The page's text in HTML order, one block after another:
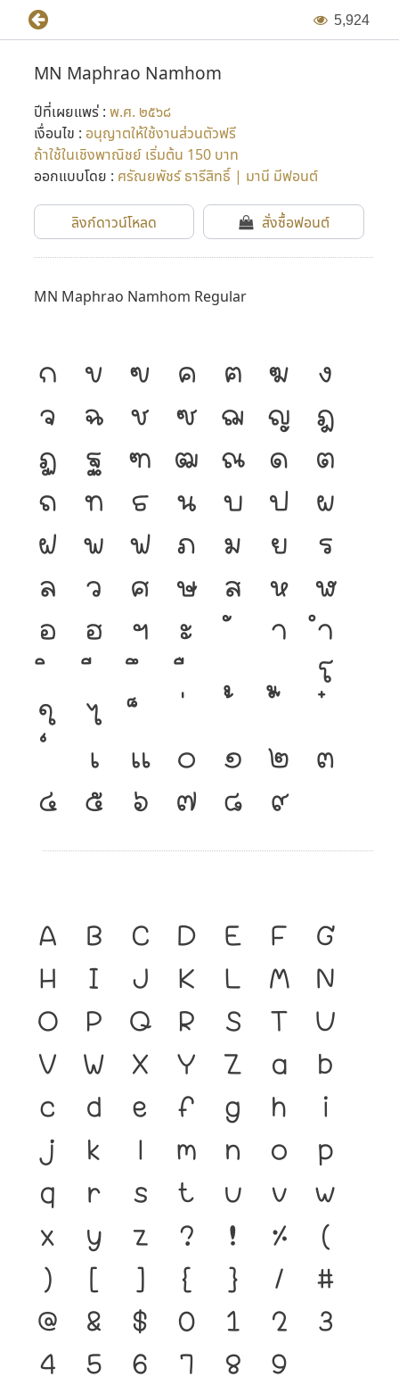
5,924
MN Maphrao Namhom
ปีที่เผยแพร่ : พ.ศ. ๒๕๖๘
เงื่อนไข : อนุญาตให้ใช้งานส่วนตัวฟรี
ถ้าใช้ในเชิงพาณิชย์ เริ่มต้น 150 บาท
ออกแบบโดย : ศรัณยพัชร์ ธารีสิทธิ์ | มานี มีฟอนต์
ลิงก์ดาวน์โหลด สั่งซื้อฟอนต์
MN Maphrao Namhom Regular
ก ข ฃ ค ฅ ฆ
ง
จ
ฉ ช ซ ฌ ญ
ฎ
ฏ
ฐ ฑ ฒ ณ ด
ต
ถ
ท ธ น บ ป
ผ
ฝ
พ ฟ ภ ม ย
ร
ล
ว ศ ษ ส ห ฬ
อ
ฮ ฯ ะ า
ำ
โ
ใ
ไ
เ
แ ๐ ๑ ๒
๓
๔
๕ ๖ ๗ ๘ ๙
A B C D E F
G
H
I J K L M
N
O
P Q R S T
U
V
W X Y Z a
b
c
d e f g h
i
j
k l m n o
p
q
r s t u v
w
x
y z ? ! %
(
)
[ ] { } /
#
@
& $ 0 1 2
3
4
5 6 7 8 9